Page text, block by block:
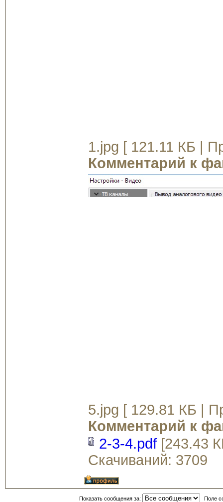
1.jpg [ 121.11 КБ |
Комментарий к
5.jpg [ 129.81 КБ |
Комментарий к
2-3-4.pdf[243.43
Скачиваний: 3709
Показать сообщения за: Поле